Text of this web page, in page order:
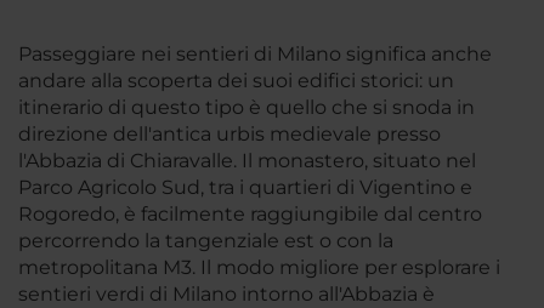
Passeggiare nei sentieri di Milano significa anche
andare alla scoperta dei suoi edifici storici: un
itinerario di questo tipo è quello che si snoda in
direzione dell'antica urbis medievale presso
l'Abbazia di Chiaravalle. Il monastero, situato nel
Parco Agricolo Sud, tra i quartieri di Vigentino e
Rogoredo, è facilmente raggiungibile dal centro
percorrendo la tangenziale est o con la
metropolitana M3. Il modo migliore per esplorare i
sentieri verdi di Milano intorno all'Abbazia è